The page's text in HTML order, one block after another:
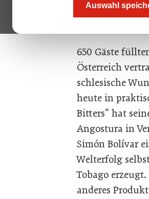
Auswahl
Chefsache
650 Gäste
Österreich
schlesische
heute in
Bitters“ hat
Angostura in
Simón Bolívar
Welterfolg
Tobago
anderes